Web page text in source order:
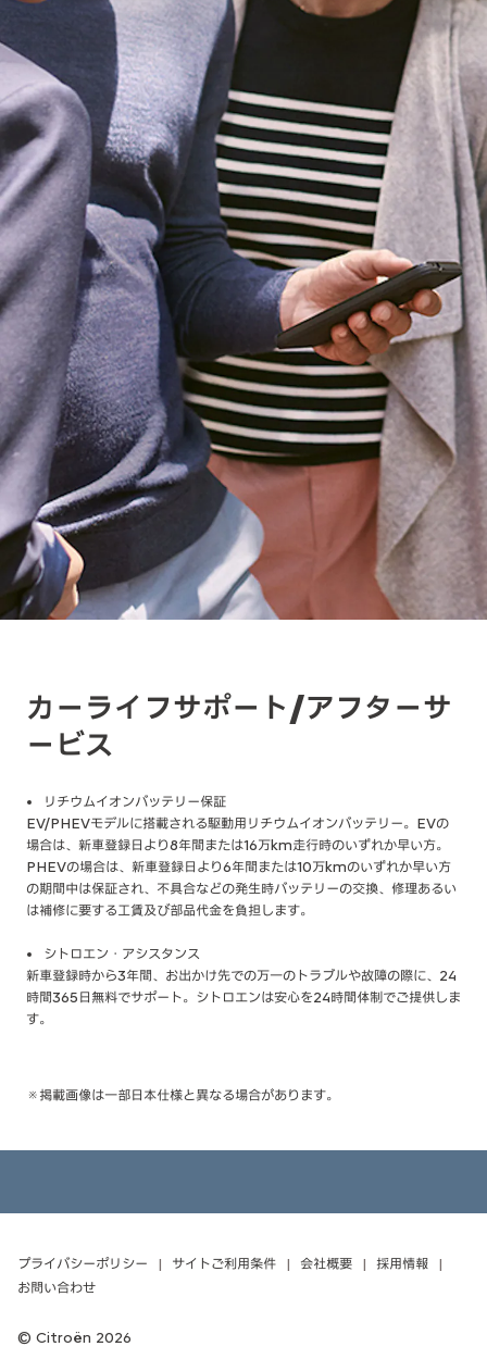
カーライフサポート/アフターサ
ービス
リチウムイオンバッテリー保証
EV/PHEVモデルに搭載される駆動用リチウムイオンバッテリー。EVの
場合は、新車登録日より8年間または16万km走行時のいずれか早い方。
PHEVの場合は、新車登録日より6年間または10万kmのいずれか早い方
の期間中は保証され、不具合などの発生時バッテリーの交換、修理あるい
は補修に要する工賃及び部品代金を負担します。
シトロエン・アシスタンス
新車登録時から3年間、お出かけ先での万一のトラブルや故障の際に、24
時間365日無料でサポート。シトロエンは安心を24時間体制でご提供しま
す。
※掲載画像は一部日本仕様と異なる場合があります。
Citroën 2026
プライバシーポリシー サイトご利用条件 会社概要
採用情報
お問い合わせ